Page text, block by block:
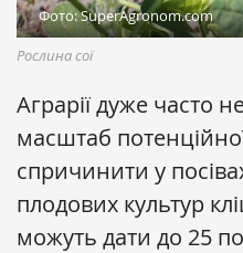
Фото: SuperAgronom.com
Рослина сої
Аграрії дуже часто
масштаб
спричинити у
плодових культур
можуть дати до 25